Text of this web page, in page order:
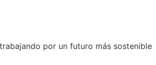
por un futuro más sostenible